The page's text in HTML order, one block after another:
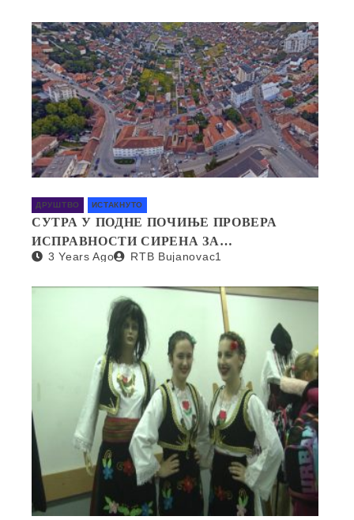
ДРУШТВО ИСТАКНУТО
СУТРА У ПОДНЕ ПОЧИЊЕ ПРОВЕРА
ИСПРАВНОСТИ СИРЕНА ЗА
УЗБУЊИВАЊЕ
3 Years Ago RTB Bujanovac1